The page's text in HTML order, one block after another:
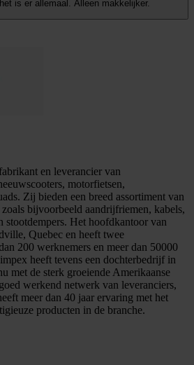
is er allemaal. Alleen makkelijker.
en leverancier van
motorfietsen,
Zij bieden een breed assortiment van
bijvoorbeeld aandrijfriemen, kabels,
stootdempers. Het hoofdkantoor van
Quebec en heeft twee
200 werknemers en meer dan 50000
heeft tevens een dochterbedrijf in
met de sterk groeiende Amerikaanse
werkend netwerk van leveranciers,
meer dan 40 jaar ervaring met het
producten in de branche.